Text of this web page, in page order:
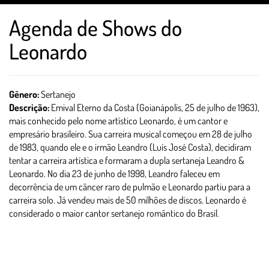
Agenda de Shows do
Leonardo
Gênero:Sertanejo
Descrição: Emival Eterno da Costa (Goianápolis, 25 de julho de 1963),
mais conhecido pelo nome artístico Leonardo, é um cantor e
empresário brasileiro. Sua carreira musical começou em 28 de julho
de 1983, quando ele e o irmão Leandro (Luís José Costa), decidiram
tentar a carreira artística e formaram a dupla sertaneja Leandro &
Leonardo. No dia 23 de junho de 1998, Leandro faleceu em
decorrência de um câncer raro de pulmão e Leonardo partiu para a
carreira solo. Já vendeu mais de 50 milhões de discos. Leonardo é
considerado o maior cantor sertanejo romântico do Brasil.